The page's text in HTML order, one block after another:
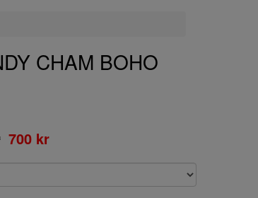
CHAM BOHO
700 kr